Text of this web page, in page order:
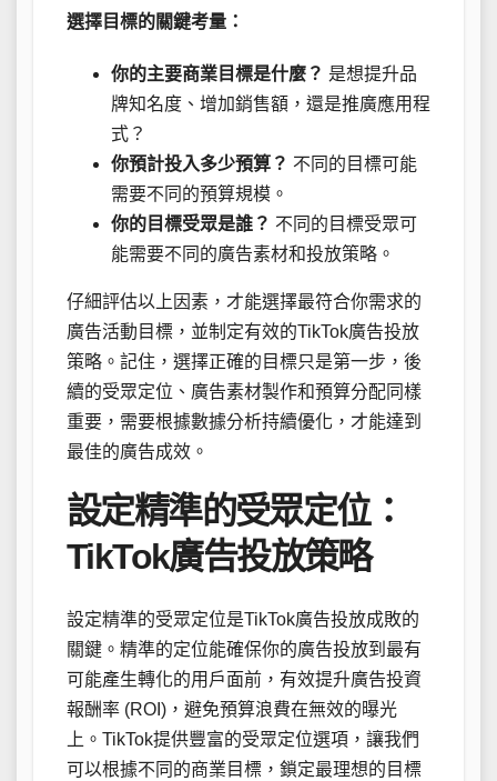
選擇目標的關鍵考量：
你的主要商業目標是什麼？ 是想提升品
牌知名度、增加銷售額，還是推廣應用程
式？
你預計投入多少預算？ 不同的目標可能
需要不同的預算規模。
你的目標受眾是誰？ 不同的目標受眾可
能需要不同的廣告素材和投放策略。
仔細評估以上因素，才能選擇最符合你需求的
廣告活動目標，並制定有效的TikTok廣告投放
策略。記住，選擇正確的目標只是第一步，後
續的受眾定位、廣告素材製作和預算分配同樣
重要，需要根據數據分析持續優化，才能達到
最佳的廣告成效。
設定精準的受眾定位：
TikTok廣告投放策略
設定精準的受眾定位是TikTok廣告投放成敗的
關鍵。精準的定位能確保你的廣告投放到最有
可能產生轉化的用戶面前，有效提升廣告投資
報酬率 (ROI)，避免預算浪費在無效的曝光
上。TikTok提供豐富的受眾定位選項，讓我們
可以根據不同的商業目標，鎖定最理想的目標